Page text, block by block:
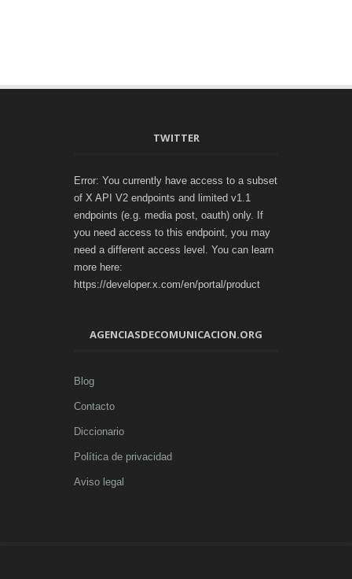
TWITTER
Error: You currently have access to a subset
of X API V2 endpoints and limited v1.1
endpoints (e.g. media post, oauth) only. If
you need access to this endpoint, you may
need a different access level. You can learn
more here:
https://developer.x.com/en/portal/product
AGENCIASDECOMUNICACION.ORG
Blog
Contacto
Diccionario
Política de privacidad
Aviso legal